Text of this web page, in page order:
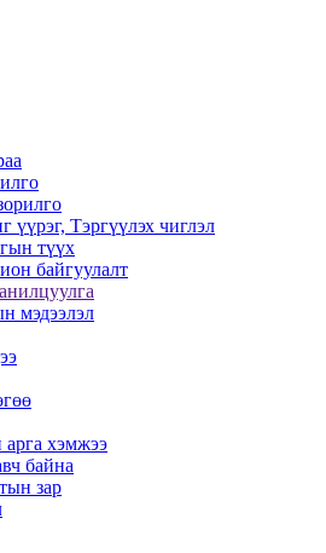
үүрэг, Тэргүүлэх чиглэл
түүх
байгуулалт
мэдээлэл
хэмжээ
байна
зар